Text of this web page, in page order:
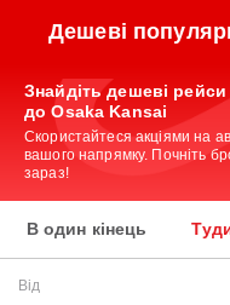
Дешеві
Знайдіть дешеві
до Osaka Kansai
Скористайтеся акціями на
вашого напрямку. Почніть
зараз!
В один кінець
Від